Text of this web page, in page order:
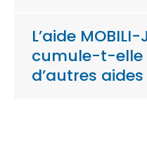
L’aide MOBILI-
cumule-t-elle
d’autres aides